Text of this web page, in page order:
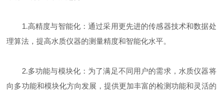
1.高精度与智能化：通过采用更先进的传感器技术和数据处
理算法，提高水质仪器的测量精度和智能化水平。
2.多功能与模块化：为了满足不同用户的需求，水质仪器将
向多功能和模块化方向发展，提供更加丰富的检测功能和灵活的